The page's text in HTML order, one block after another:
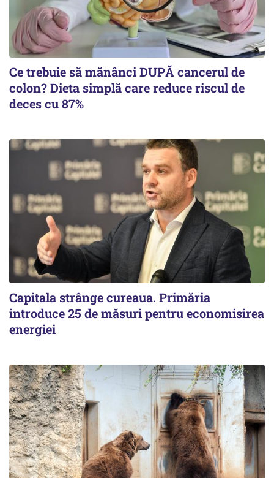
Ce trebuie să mănânci DUPĂ cancerul de
colon? Dieta simplă care reduce riscul de
deces cu 87%
Capitala strânge cureaua. Primăria
introduce 25 de măsuri pentru economisirea
energiei